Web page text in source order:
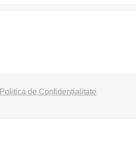
Politica de Confidențialitate